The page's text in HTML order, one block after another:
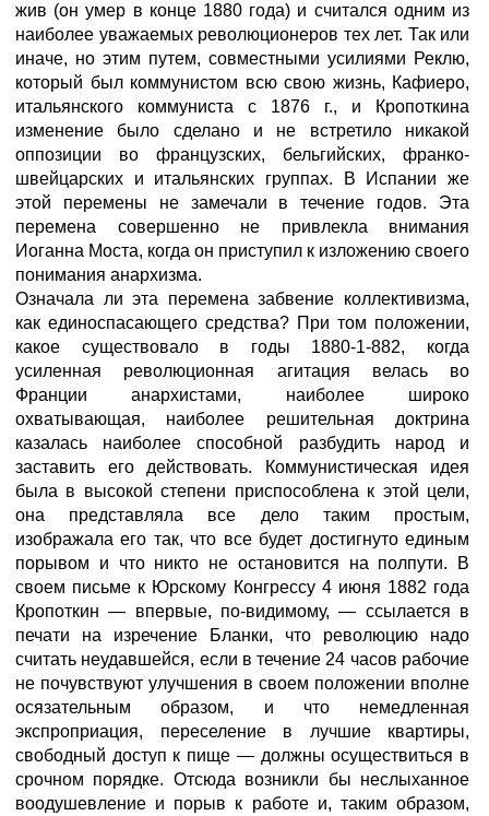
жив (он умер в конце 1880 года) и считался одним из
наиболее уважаемых революционеров тех лет. Так или
иначе, но этим путем, совместными усилиями Реклю,
который был коммунистом всю свою жизнь, Кафиеро,
итальянского коммуниста с 1876 г., и Кропоткина
изменение было сделано и не встретило никакой
оппозиции во французских, бельгийских, франко-
швейцарских и итальянских группах. В Испании же
этой перемены не замечали в течение годов. Эта
перемена совершенно не привлекла внимания
Иоганна Моста, когда он приступил к изложению своего
понимания анархизма.
Означала ли эта перемена забвение коллективизма,
как единоспасающего средства? При том положении,
какое существовало в годы 1880-1-882, когда
усиленная революционная агитация велась во
Франции анархистами, наиболее широко
охватывающая, наиболее решительная доктрина
казалась наиболее способной разбудить народ и
заставить его действовать. Коммунистическая идея
была в высокой степени приспособлена к этой цели,
она представляла все дело таким простым,
изображала его так, что все будет достигнуто единым
порывом и что никто не остановится на полпути. В
своем письме к Юрскому Конгрессу 4 июня 1882 года
Кропоткин — впервые, по-видимому, — ссылается в
печати на изречение Бланки, что революцию надо
считать неудавшейся, если в течение 24 часов рабочие
не почувствуют улучшения в своем положении вполне
осязательным образом, и что немедленная
экспроприация, переселение в лучшие квартиры,
свободный доступ к пище — должны осуществиться в
срочном порядке. Отсюда возникли бы неслыханное
воодушевление и порыв к работе и, таким образом,